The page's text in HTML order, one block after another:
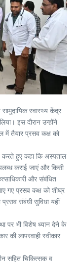
सामुदायिक स्वास्थ्य केंद्र
इस दौरान उन्होंने
में तैयार प्रसव कक्ष को
करते हुए कहा कि अस्पताल
कराई जाएं और किसी
और संबंधित
गए प्रसव कक्ष को शीघ्र
संबंधी सुविधा यहीं
पर भी विशेष ध्यान देने के
की लापरवाही स्वीकार
सहित चिकित्सक व